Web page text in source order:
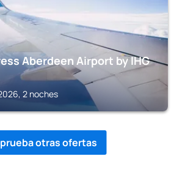
Aberdeen Airport by IHG
2 noches
otras ofertas